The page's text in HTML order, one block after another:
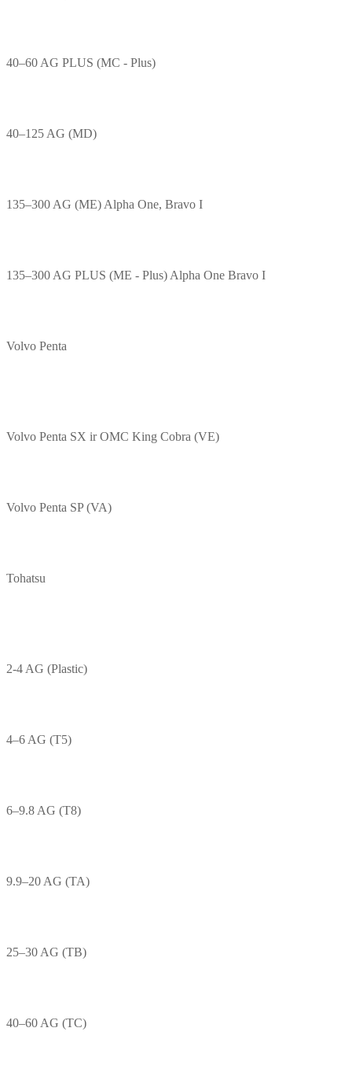
40–60 AG PLUS (MC - Plus)
40–125 AG (MD)
135–300 AG (ME) Alpha One, Bravo I
135–300 AG PLUS (ME - Plus) Alpha One Bravo I
Volvo Penta
Volvo Penta SX ir OMC King Cobra (VE)
Volvo Penta SP (VA)
Tohatsu
2-4 AG (Plastic)
4–6 AG (T5)
6–9.8 AG (T8)
9.9–20 AG (TA)
25–30 AG (TB)
40–60 AG (TC)